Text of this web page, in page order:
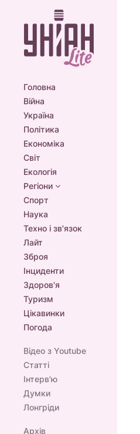
Головна
Війна
Україна
Політика
Економіка
Світ
Екологія
Регіони
Спорт
Наука
Техно і зв'язок
Лайт
Зброя
Інциденти
Здоров'я
Туризм
Цікавинки
Погода
Відео з Youtube
Статті
Інтерв'ю
Думки
Лонгріди
Архів